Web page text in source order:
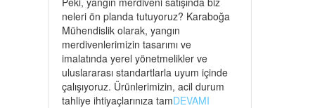
neleri ön planda tutuyoruz? Karaboğa
Mühendislik olarak, yangın
merdivenlerimizin tasarımı ve
imalatında yerel yönetmelikler ve
uluslararası standartlarla uyum içinde
çalışıyoruz. Ürünlerimizin, acil durum
tahliye ihtiyaçlarınıza tamDEVAMI